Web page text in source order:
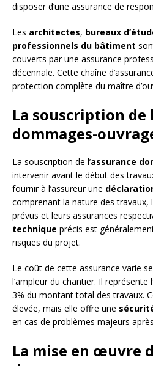
disposer d’une assurance de
Les architectes, bureaux
professionnels du bâtiment
couverts par une assurance
décennale. Cette chaîne
protection complète du maître
La souscription de
dommages-
La souscription de l’assurance
intervenir avant le début des
fournir à l’assureur une
comprenant la nature des travaux,
prévus et leurs assurances
technique précis est
risques du projet.
Le coût de cette assurance varie
l’ampleur du chantier. Il
3% du montant total des travaux.
élevée, mais elle offre une
en cas de problèmes majeurs
La mise en œuvre